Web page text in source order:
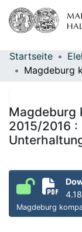
Bereiche &
Statistiken
Startseite
Magdeburg
2015/2016
Magdeburg